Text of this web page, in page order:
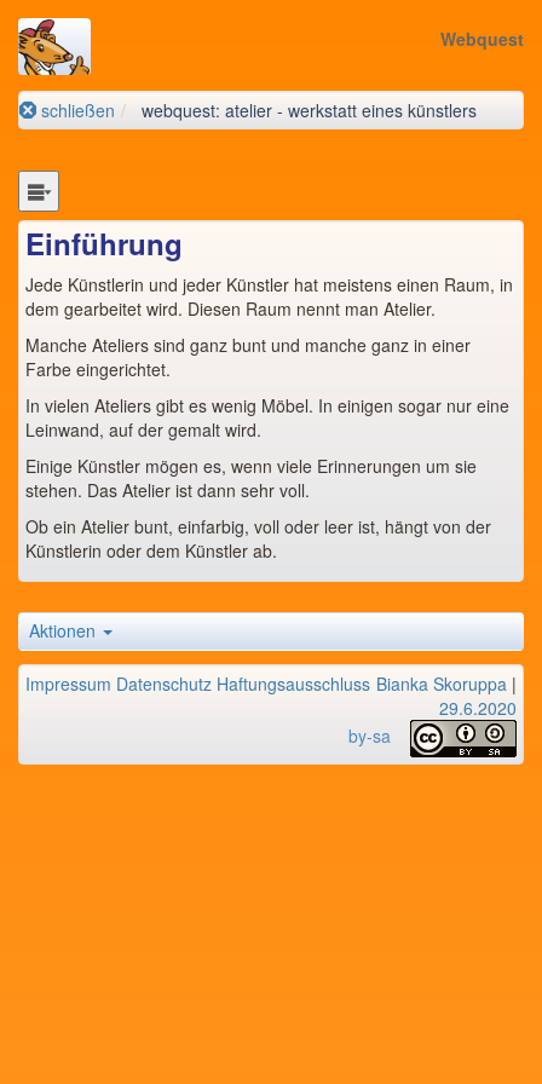
Webquest
schließen webquest: atelier - werkstatt eines künstlers
Einführung
Jede Künstlerin und jeder Künstler hat meistens einen Raum, in
dem gearbeitet wird. Diesen Raum nennt man Atelier.
Manche Ateliers sind ganz bunt und manche ganz in einer
Farbe eingerichtet.
In vielen Ateliers gibt es wenig Möbel. In einigen sogar nur eine
Leinwand, auf der gemalt wird.
Einige Künstler mögen es, wenn viele Erinnerungen um sie
stehen. Das Atelier ist dann sehr voll.
Ob ein Atelier bunt, einfarbig, voll oder leer ist, hängt von der
Künstlerin oder dem Künstler ab.
Aktionen
Impressum Datenschutz Haftungsausschluss Bianka Skoruppa |
29.6.2020
by-sa